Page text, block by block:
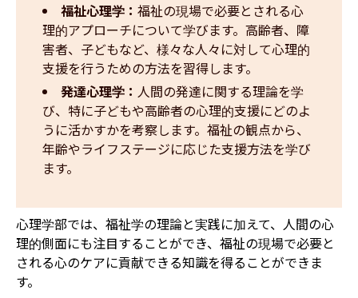
福祉心理学： 福祉の現場で必要とされる心
理的アプローチについて学びます。高齢者、障
害者、子どもなど、様々な人々に対して心理的
支援を行うための方法を習得します。
発達心理学： 人間の発達に関する理論を学
び、特に子どもや高齢者の心理的支援にどのよ
うに活かすかを考察します。福祉の観点から、
年齢やライフステージに応じた支援方法を学び
ます。
心理学部では、福祉学の理論と実践に加えて、人間の心
理的側面にも注目することができ、福祉の現場で必要と
される心のケアに貢献できる知識を得ることができま
す。